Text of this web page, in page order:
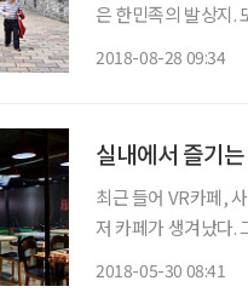
은 한민족의 발상지.
2018-08-28 09:34
실내에서 즐기
최근 들어 VR카페,
저 카페가 생겨났다.
2018-05-30 08:41